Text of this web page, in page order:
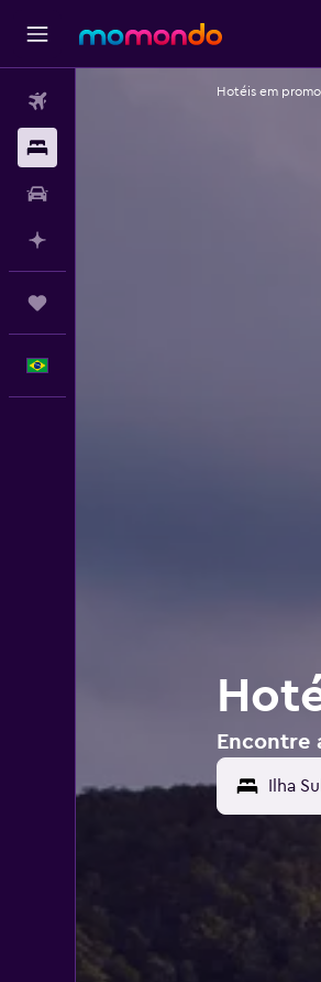
Hotéis em
Encontre